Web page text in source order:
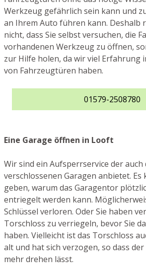
Werkzeug gefährlich sein kann und
an Ihrem Auto führen kann. Deshalb
nicht, dass Sie selbst versuchen, die
vorhandenen Werkzeug zu öffnen,
zur Hilfe holen, da wir viel Erfahrung
von Fahrzeugtüren haben.
01579-2508780
Eine Garage öffnen in Looft
Wir sind ein Aufsperrservice der
verschlossenen Garagen anbietet. Es
geben, warum das Garagentor
entriegelt werden kann.
Schlüssel verloren. Oder Sie haben
Torschloss zu verriegeln, bevor Sie
haben. Vielleicht ist das Torschloss
alt und hat sich verzogen, so dass
mehr drehen lässt.